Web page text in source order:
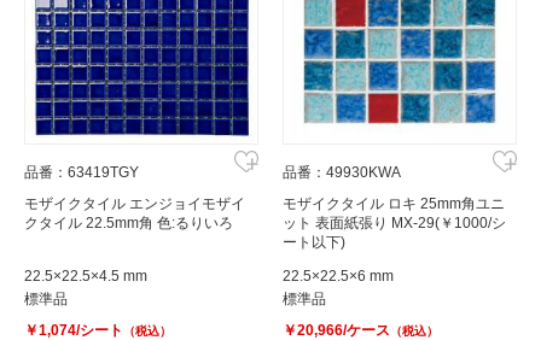
品番：63419TGY
モザイクタイル エンジョイモザイ
クタイル 22.5mm角 色:るりいろ
22.5×22.5×4.5 mm
標準品
￥1,074/シート
（税込）
品番：49930KWA
モザイクタイル ロキ 25mm角ユニ
ット 表面紙張り MX-29(￥1000/シ
ート以下)
22.5×22.5×6 mm
標準品
￥20,966/ケース （税込）